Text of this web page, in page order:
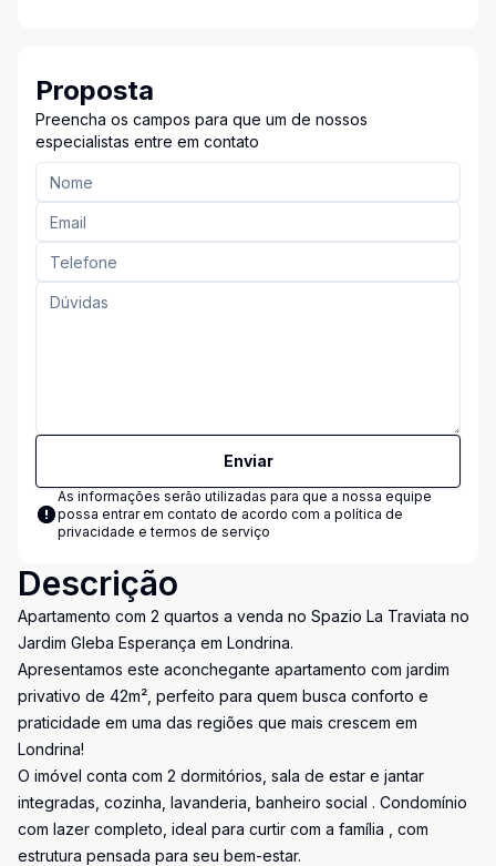
Proposta
Preencha os campos para que um de nossos
especialistas entre em contato
Enviar
As informações serão utilizadas para que a nossa equipe
possa entrar em contato de acordo com a política de
privacidade e termos de serviço
Descrição
Apartamento com 2 quartos a venda no Spazio La Traviata no
Jardim Gleba Esperança em Londrina.
Apresentamos este aconchegante apartamento com jardim
privativo de 42m², perfeito para quem busca conforto e
praticidade em uma das regiões que mais crescem em
Londrina!
O imóvel conta com 2 dormitórios, sala de estar e jantar
integradas, cozinha, lavanderia, banheiro social . Condomínio
com lazer completo, ideal para curtir com a família , com
estrutura pensada para seu bem-estar.